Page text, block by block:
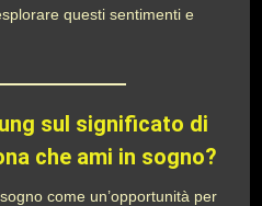
questi sentimenti e
sul significato di
che ami in sogno?
come un’opportunità per